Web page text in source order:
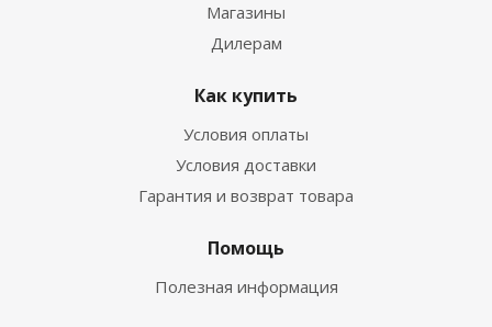
Магазины
Дилерам
Как купить
Условия оплаты
Условия доставки
Гарантия и возврат товара
Помощь
Полезная информация